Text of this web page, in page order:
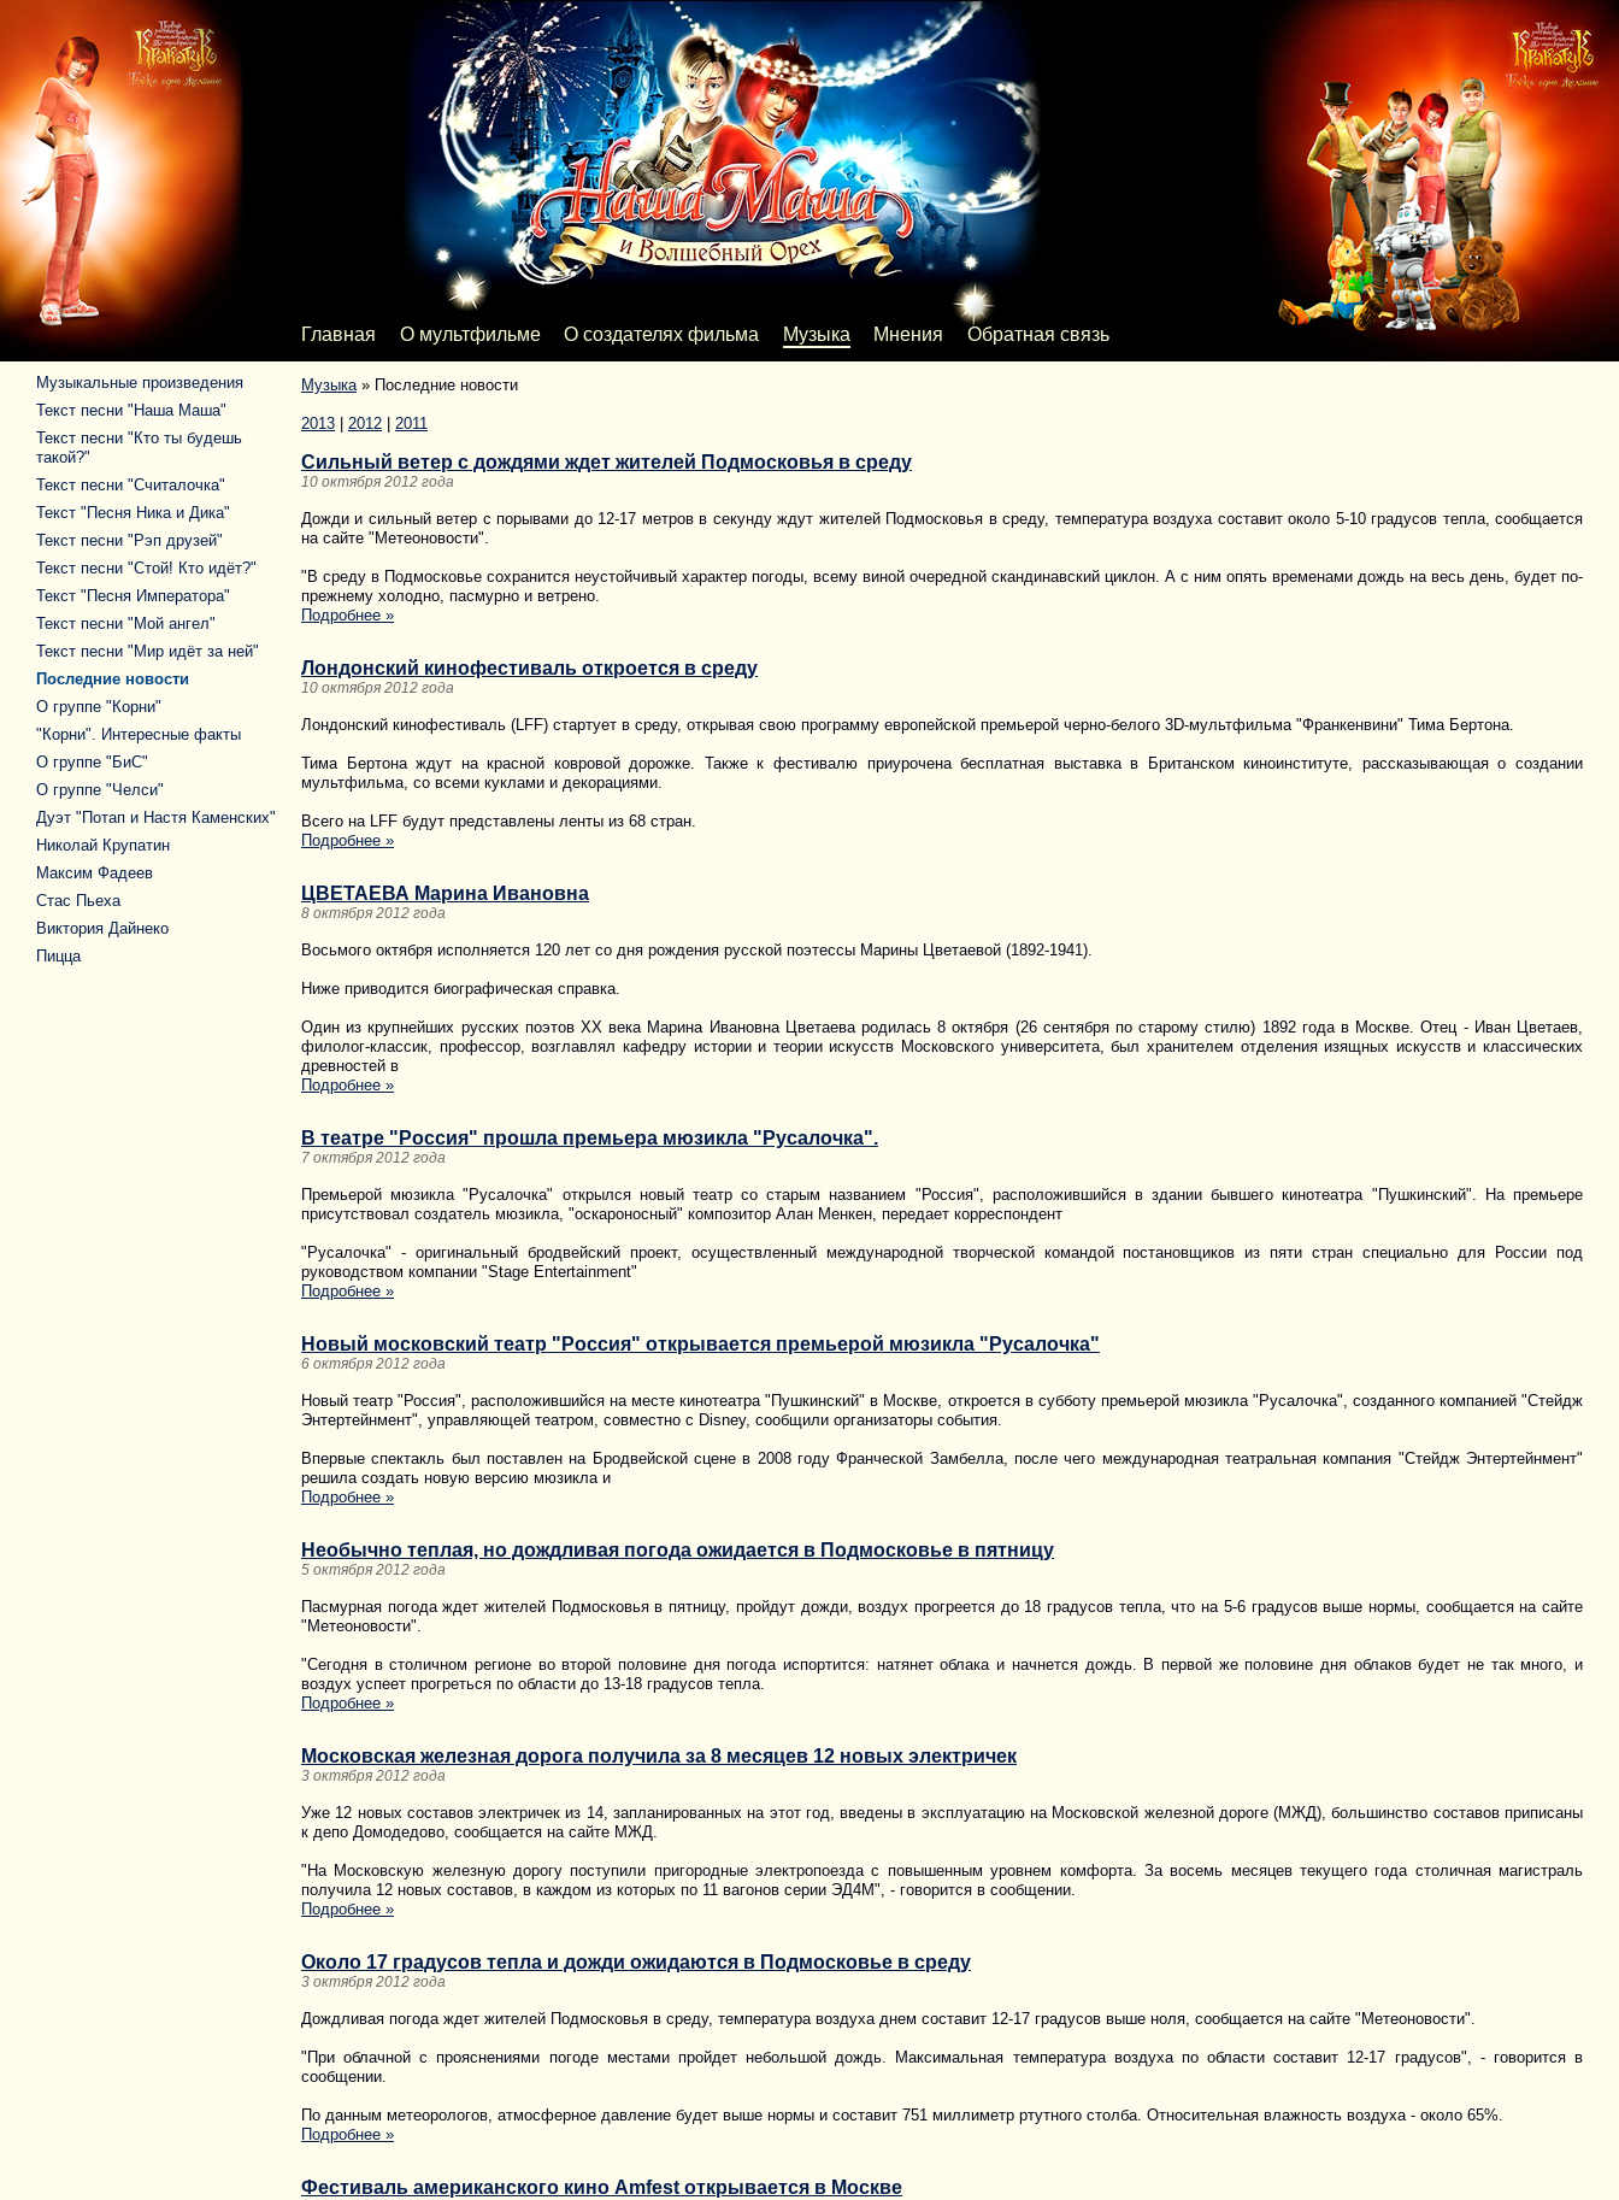
Главная О мультфильме О создателях фильма Музыка Мнения Обратная связь
Музыка» Последние новости
2013 2012 2011
Сильный ветер с дождями ждет жителей Подмосковья в среду
10 октября 2012 года
Дожди и сильный ветер с порывами до 12-17 метров в секунду ждут жителей Подмосковья в среду, температура воздуха составит около 5-10 градусов тепла, сообщается
на сайте "Метеоновости".
"В среду в Подмосковье сохранится неустойчивый характер погоды, всему виной очередной скандинавский циклон. А с ним опять временами дождь на весь день, будет по-
прежнему холодно, пасмурно и ветрено.
Подробнее »
Лондонский кинофестиваль откроется в среду
10 октября 2012 года
Лондонский кинофестиваль (LFF) стартует в среду, открывая свою программу европейской премьерой черно-белого 3D-мультфильма "Франкенвини" Тима Бертона.
Тима Бертона ждут на красной ковровой дорожке. Также к фестивалю приурочена бесплатная выставка в Британском киноинституте, рассказывающая о создании
мультфильма, со всеми куклами и декорациями.
Всего на LFF будут представлены ленты из 68 стран.
Подробнее »
ЦВЕТАЕВА Марина Ивановна
8 октября 2012 года
Восьмого октября исполняется 120 лет со дня рождения русской поэтессы Марины Цветаевой (1892-1941).
Ниже приводится биографическая справка.
Один из крупнейших русских поэтов XX века Марина Ивановна Цветаева родилась 8 октября (26 сентября по старому стилю) 1892 года в Москве. Отец - Иван Цветаев,
филолог-классик, профессор, возглавлял кафедру истории и теории искусств Московского университета, был хранителем отделения изящных искусств и классических
древностей в
Подробнее »
В театре "Россия" прошла премьера мюзикла "Русалочка".
7 октября 2012 года
Премьерой мюзикла "Русалочка" открылся новый театр со старым названием "Россия", расположившийся в здании бывшего кинотеатра "Пушкинский". На премьере
присутствовал создатель мюзикла, "оскароносный" композитор Алан Менкен, передает корреспондент
"Русалочка" - оригинальный бродвейский проект, осуществленный международной творческой командой постановщиков из пяти стран специально для России под
руководством компании "Stage Entertainment"
Подробнее »
Новый московский театр "Россия" открывается премьерой мюзикла "Русалочка"
6 октября 2012 года
Новый театр "Россия", расположившийся на месте кинотеатра "Пушкинский" в Москве, откроется в субботу премьерой мюзикла "Русалочка", созданного компанией "Стейдж
Энтертейнмент", управляющей театром, совместно с Disney, сообщили организаторы события.
Впервые спектакль был поставлен на Бродвейской сцене в 2008 году Франческой Замбелла, после чего международная театральная компания "Стейдж Энтертейнмент"
решила создать новую версию мюзикла и
Подробнее »
Необычно теплая, но дождливая погода ожидается в Подмосковье в пятницу
5 октября 2012 года
Пасмурная погода ждет жителей Подмосковья в пятницу, пройдут дожди, воздух прогреется до 18 градусов тепла, что на 5-6 градусов выше нормы, сообщается на сайте
"Метеоновости".
"Сегодня в столичном регионе во второй половине дня погода испортится: натянет облака и начнется дождь. В первой же половине дня облаков будет не так много, и
воздух успеет прогреться по области до 13-18 градусов тепла.
Подробнее »
Московская железная дорога получила за 8 месяцев 12 новых электричек
3 октября 2012 года
Уже 12 новых составов электричек из 14, запланированных на этот год, введены в эксплуатацию на Московской железной дороге (МЖД), большинство составов приписаны
к депо Домодедово, сообщается на сайте МЖД.
"На Московскую железную дорогу поступили пригородные электропоезда с повышенным уровнем комфорта. За восемь месяцев текущего года столичная магистраль
получила 12 новых составов, в каждом из которых по 11 вагонов серии ЭД4М", - говорится в сообщении.
Подробнее »
Около 17 градусов тепла и дожди ожидаются в Подмосковье в среду
3 октября 2012 года
Дождливая погода ждет жителей Подмосковья в среду, температура воздуха днем составит 12-17 градусов выше ноля, сообщается на сайте "Метеоновости".
"При облачной с прояснениями погоде местами пройдет небольшой дождь. Максимальная температура воздуха по области составит 12-17 градусов", - говорится в
сообщении.
По данным метеорологов, атмосферное давление будет выше нормы и составит 751 миллиметр ртутного столба. Относительная влажность воздуха - около 65%.
Подробнее »
Фестиваль американского кино Amfest открывается в Москве
Музыкальные произведения
Текст песни "Наша Маша"
Текст песни "Кто ты будешь
такой?"
Текст песни "Считалочка"
Текст "Песня Ника и Дика"
Текст песни "Рэп друзей"
Текст песни "Стой! Кто идёт?"
Текст "Песня Императора"
Текст песни "Мой ангел"
Текст песни "Мир идёт за ней"
Последние новости
О группе "Корни"
"Корни". Интересные факты
О группе "БиС"
О группе "Челси"
Дуэт "Потап и Настя Каменских"
Николай Крупатин
Максим Фадеев
Стас Пьеха
Виктория Дайнеко
Пицца